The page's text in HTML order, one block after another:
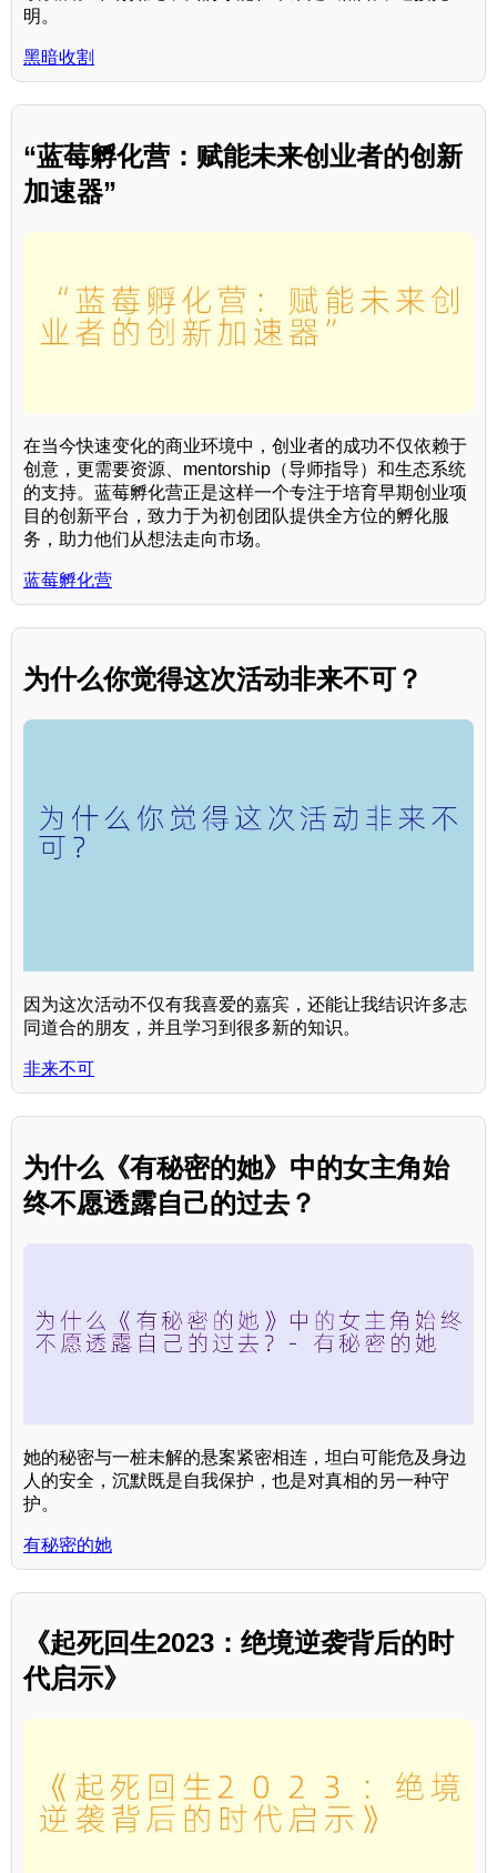
明。
黑暗收割
“蓝莓孵化营：赋能未来创业者的创新
加速器”
在当今快速变化的商业环境中，创业者的成功不仅依赖于
创意，更需要资源、mentorship（导师指导）和生态系统
的支持。蓝莓孵化营正是这样一个专注于培育早期创业项
目的创新平台，致力于为初创团队提供全方位的孵化服
务，助力他们从想法走向市场。
蓝莓孵化营
为什么你觉得这次活动非来不可？
因为这次活动不仅有我喜爱的嘉宾，还能让我结识许多志
同道合的朋友，并且学习到很多新的知识。
非来不可
为什么《有秘密的她》中的女主角始
终不愿透露自己的过去？
她的秘密与一桩未解的悬案紧密相连，坦白可能危及身边
人的安全，沉默既是自我保护，也是对真相的另一种守
护。
有秘密的她
《起死回生2023：绝境逆袭背后的时
代启示》